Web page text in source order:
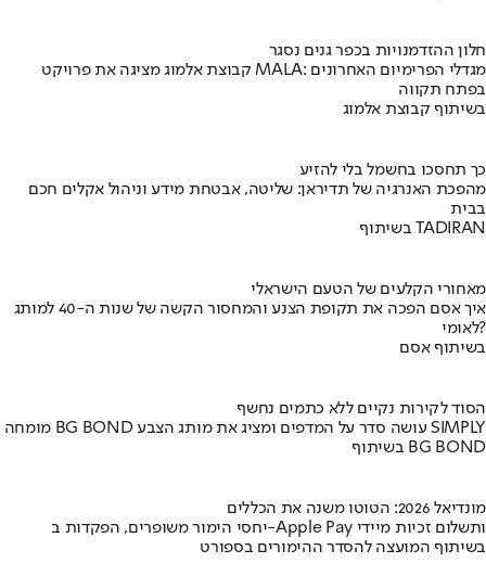
חלון ההזדמנויות בכפר גנים נסגר
קבוצת אלמוג מציגה את פרויקט MALA: מגדלי הפרימיום האחרונים
בפתח תקווה
בשיתוף קבוצת אלמוג
כך תחסכו בחשמל בלי להזיע
מהפכת האנרגיה של תדיראן: שליטה, אבטחת מידע וניהול אקלים חכם
בבית
בשיתוף TADIRAN
מאחורי הקלעים של הטעם הישראלי
איך אסם הפכה את תקופת הצנע והמחסור הקשה של שנות ה-40 למותג
לאומי?
בשיתוף אסם
הסוד לקירות נקיים ללא כתמים נחשף
מומחה BG BOND עושה סדר על המדפים ומציג את מותג הצבע SIMPLY
בשיתוף BG BOND
מונדיאל 2026: הטוטו משנה את הכללים
יחסי הימור משופרים, הפקדות ב-Apple Pay ותשלום זכיות מיידי
בשיתוף המועצה להסדר ההימורים בספורט